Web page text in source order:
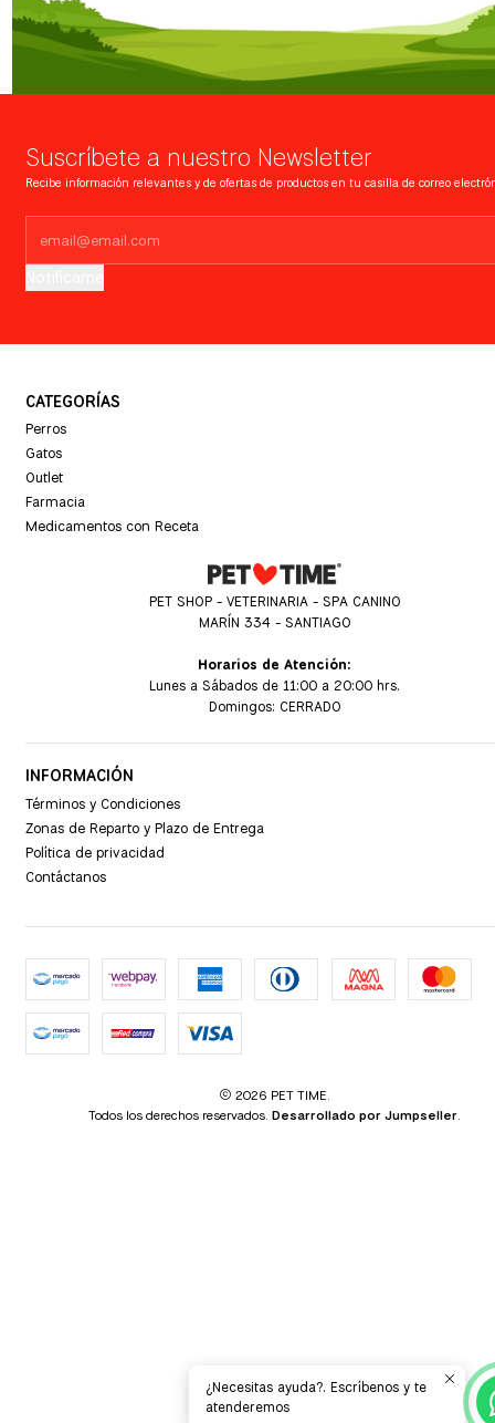
Suscríbete a nuestro Newsletter
Recibe información relevantes y de ofertas de productos en tu casilla de correo
CATEGORÍAS
Perros
Gatos
Outlet
Farmacia
Medicamentos con Receta
PET SHOP - VETERINARIA - SPA CANINO
MARÍN 334 - SANTIAGO
Horarios de Atención:
Lunes a Sábados de 11:00 a 20:00 hrs.
Domingos: CERRADO
INFORMACIÓN
Términos y Condiciones
Zonas de Reparto y Plazo de Entrega
Política de privacidad
Contáctanos
2026 PET TIME.
Todos los derechos reservados. Desarrollado por Jumpseller.
¿Necesitas ayuda?. Escríbenos y te
atenderemos